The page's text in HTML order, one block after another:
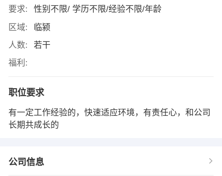
要求:
性别不限/ 学历不限/经验不限/年龄
区域:
临颍
人数:
若干
福利:
职位要求
有一定工作经验的，快速适应环境，有责任心，和公司
长期共成长的
公司信息